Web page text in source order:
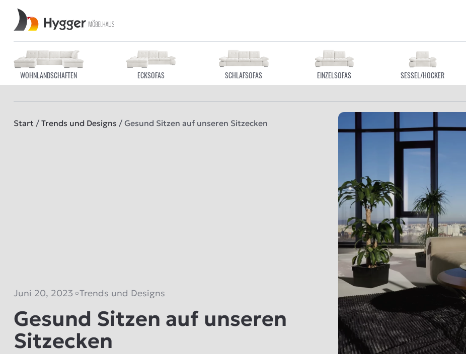
WOHNLANDSCHAFTEN ECKSOFAS SCHLAFSOFAS EINZELSOFAS SESSEL/HOCKER
Start/ Trends und Designs / Gesund Sitzen auf unseren Sitzecken
Juni 20, 2023 Trends und Designs
Gesund Sitzen auf unseren
Sitzecken